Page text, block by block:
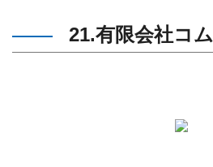
21.有限会社コム